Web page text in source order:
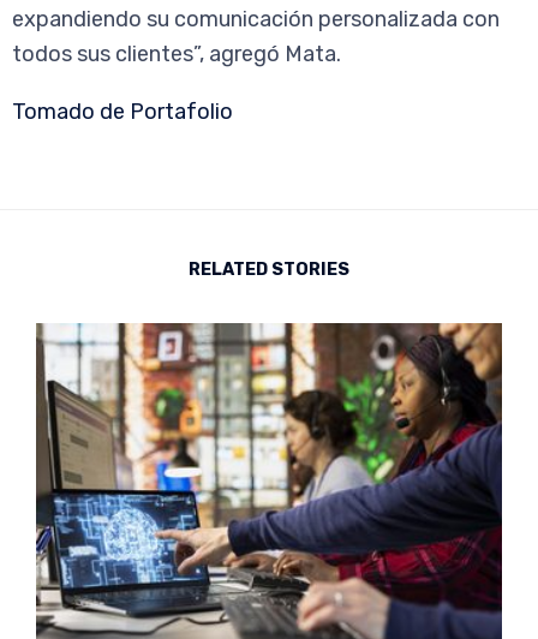
expandiendo su comunicación personalizada con
todos sus clientes”, agregó Mata.
Tomado de Portafolio
RELATED STORIES